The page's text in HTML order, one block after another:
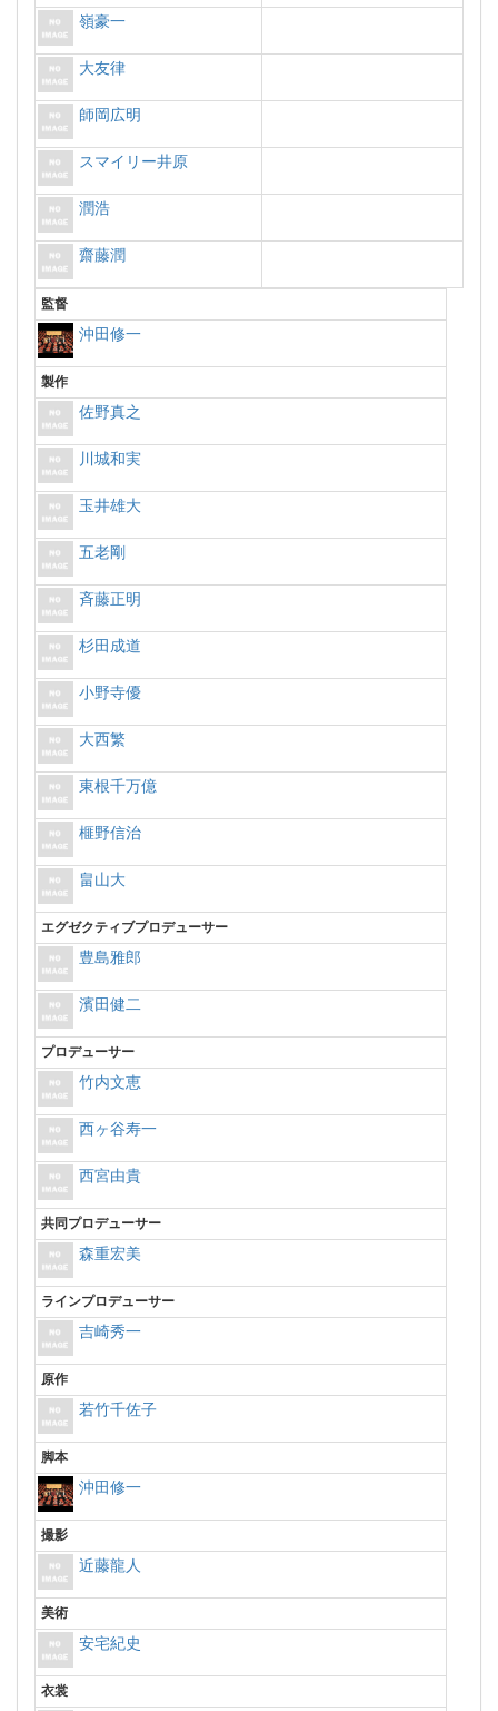
嶺豪一
大友律
師岡広明
スマイリー井原
潤浩
齋藤潤
監督
沖田修一
製作
佐野真之
川城和実
玉井雄大
五老剛
斉藤正明
杉田成道
小野寺優
大西繁
東根千万億
榧野信治
畠山大
エグゼクティブプロデューサー
豊島雅郎
濱田健二
プロデューサー
竹内文恵
西ヶ谷寿一
西宮由貴
共同プロデューサー
森重宏美
ラインプロデューサー
吉崎秀一
原作
若竹千佐子
脚本
沖田修一
撮影
近藤龍人
美術
安宅紀史
衣裳